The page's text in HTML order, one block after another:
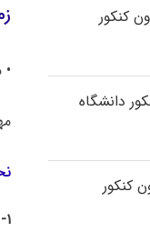
۱- متقاضیان دانشگاه اراک:
کنکور
دانشگاه
کنکور